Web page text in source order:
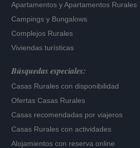
Apartamentos yApartamentos Rurales
Campings y Bungalows
Complejos Rurales
Viviendas turísticas
Búsquedas especiales:
Casas Rurales con disponibilidad
Ofertas Casas Rurales
Casas recomendadas por viajeros
Casas Rurales con actividades
Alojamientos con reserva online